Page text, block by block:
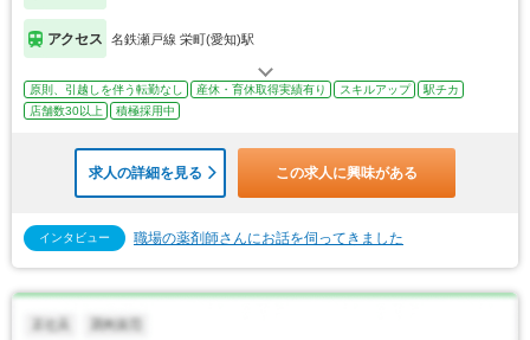
アクセス 名鉄瀬戸線 栄町(愛知)駅
原則、引越しを伴う転勤なし 産休・育休取得実績有り スキルアップ
駅チカ
店舗数30以上
積極採用中
求人の詳細を見る この求人に興味がある
インタビュー 職場の薬剤師さんにお話を伺ってきました